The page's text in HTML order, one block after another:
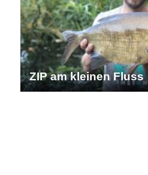
ZIP am kleinen Fluss